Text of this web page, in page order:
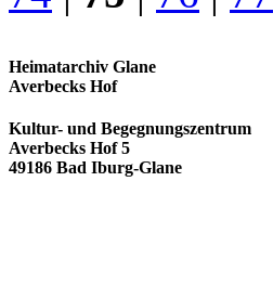
Heimatarchiv Glane
Averbecks Hof
Kultur- und Begegnungszentrum
Averbecks Hof 5
49186 Bad Iburg-Glane